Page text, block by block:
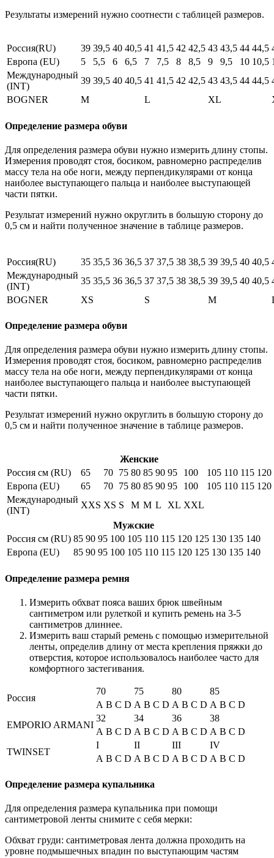
Результаты измерений нужно соотнести с таблицей размеров.
Россия(RU) 39 39,5 40 40,5 41 41,5 42 42,5 43 43,5 44 44,5
Европа (EU)
5 5,5 6 6,5 7 7,5 8 8,5 9 9,5 10 10,5
Международный
(INT)
39 39,5 40 40,5 41 41,5 42 42,5 43 43,5 44 44,5
BOGNER
M L XL
Определение размера обуви
Для определения размера обуви нужно измерить длину стопы.
Измерения проводят стоя, босиком, равномерно распределив
массу тела на обе ноги, между перпендикулярами от конца
наиболее выступающего пальца и наиболее выступающей
части пятки.
Результат измерений нужно округлить в большую сторону до
0,5 см и найти полученное значение в таблице размеров.
Россия(RU) 35 35,5 36 36,5 37 37,5 38 38,5 39 39,5 40 40,5
Международный
(INT)
35 35,5 36 36,5 37 37,5 38 38,5 39 39,5 40 40,5
BOGNER
XS S M
Определение размера обуви
Для определения размера обуви нужно измерить длину стопы.
Измерения проводят стоя, босиком, равномерно распределив
массу тела на обе ноги, между перпендикулярами от конца
наиболее выступающего пальца и наиболее выступающей
части пятки.
Результат измерений нужно округлить в большую сторону до
0,5 см и найти полученное значение в таблице размеров.
Женские
Россия см (RU)
65 70 75 80 85 90 95 100 105 110 115 120
Европа (EU)
65 70 75 80 85 90 95 100 105 110 115 120
Международный
(INT)
XXS XS S M M L XL XXL
Мужские
Россия см (RU) 85 90 95 100 105 110 115 120 125 130 135 140
Европа (EU)
85 90 95 100 105 110 115 120 125 130 135 140
Определение размера ремня
Измерить обхват пояса ваших брюк швейным
сантиметром или рулеткой и купить ремень на 3-5
сантиметров длиннее.
Измерить ваш старый ремень с помощью измерительной
ленты, определив длину от места крепления пряжки до
отверстия, которое использовалось наиболее часто для
комфортного застегивания.
Россия
70 75 80
85
A B C D A B C D A B C D A B C D
EMPORIO ARMANI
32 34 36
38
A B C D A B C D A B C D A B C D
TWINSET
I II III
IV
A B C D A B C D A B C D A B C D
Определение размера купальника
Для определения размера купальника при помощи
сантиметровой ленты снимите с себя мерки:
Обхват груди: сантиметровая лента должна проходить на
уровне подмышечных впадин по выступающим частям